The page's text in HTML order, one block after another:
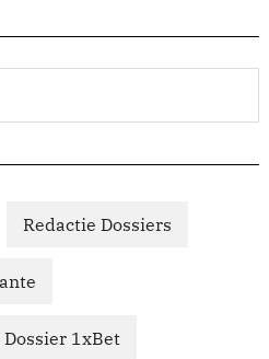
Redactie Dossiers
Dossier 1xBet